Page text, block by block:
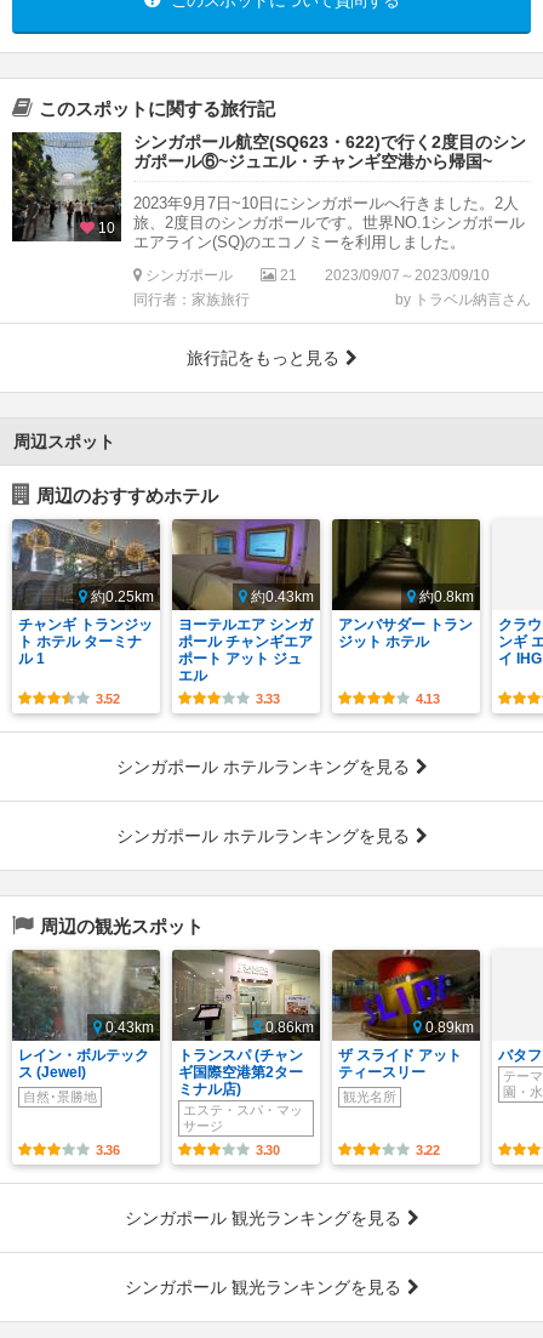
このスポットに関する旅行記
10
シンガポール航空(SQ623・622)で行く2度目のシン
ガポール⑥~ジュエル・チャンギ空港から帰国~
2023年9月7日~10日にシンガポールへ行きました。2人
旅、2度目のシンガポールです。世界NO.1シンガポール
エアライン(SQ)のエコノミーを利用しました。
シンガポール 21
2023/09/07～2023/09/10
同行者：家族旅行
by トラベル納言さん
旅行記をもっと見る
周辺スポット
周辺のおすすめホテル
約0.25km
チャンギ トランジッ
ト ホテル ターミナ
ル 1
3.52
約0.43km
ヨーテルエア シンガ
ポール チャンギエア
ポート アット ジュ
エル
3.33
約0.8km
アンバサダー トラン
ジット ホテル
4.13
クラ
ンギ
イ IHG
シンガポール ホテルランキングを見る
シンガポール ホテルランキングを見る
周辺の観光スポット
0.43km
レイン・ボルテック
ス (Jewel)
自然･景勝地
3.36
0.86km
トランスパ (チャン
ギ国際空港第2ター
ミナル店)
エステ・スパ・マッ
サージ
3.30
0.89km
ザ スライド アット
ティースリー
観光名所
3.22
バタ
テー
園・
シンガポール 観光ランキングを見る
シンガポール 観光ランキングを見る